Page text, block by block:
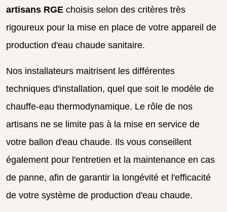
artisans RGE choisis selon des critères très
rigoureux pour la mise en place de votre appareil de
production d'eau chaude sanitaire.
Nos installateurs maitrisent les différentes
techniques d'installation, quel que soit le modèle de
chauffe-eau thermodynamique. Le rôle de nos
artisans ne se limite pas à la mise en service de
votre ballon d'eau chaude. Ils vous conseillent
également pour l'entretien et la maintenance en cas
de panne, afin de garantir la longévité et l'efficacité
de votre système de production d'eau chaude.